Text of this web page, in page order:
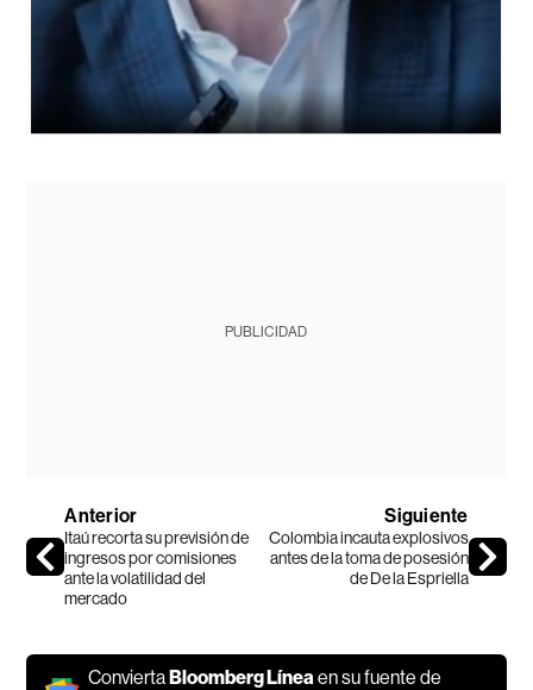
PUBLICIDAD
Anterior
Itaú recorta su previsión de
ingresos por comisiones
ante la volatilidad del
mercado
Siguiente
Colombia incauta explosivos
antes de la toma de posesión
de De la Espriella
ConviertaBloomberg Línea en su fuente de